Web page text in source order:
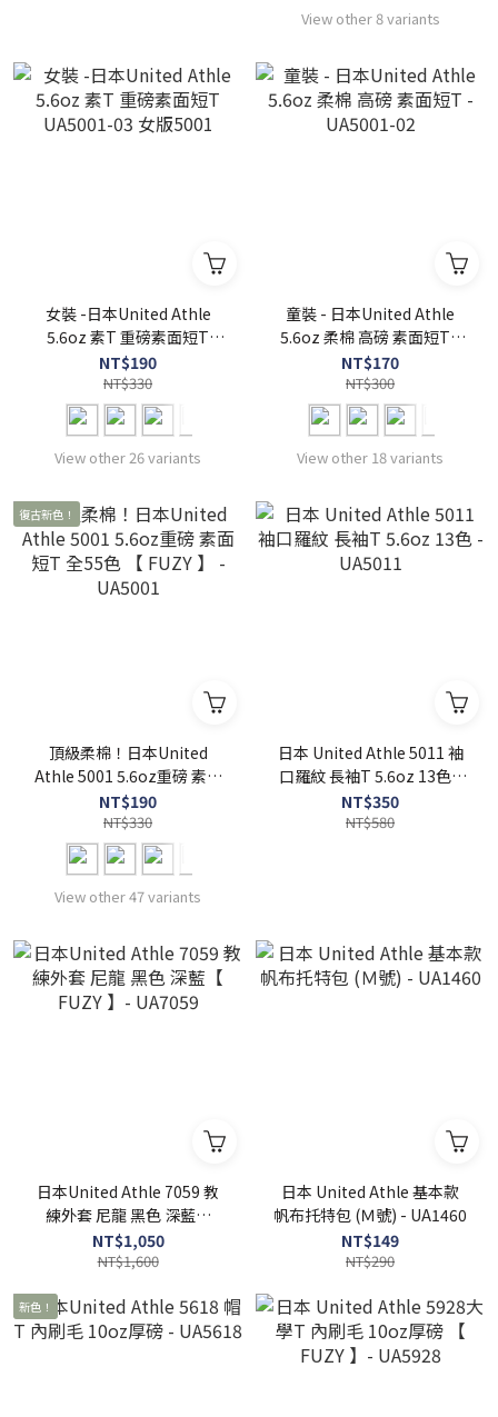
View other 8 variants
女裝 -日本United Athle
5.6oz 素T 重磅素面短T
UA5001-03 女版5001
NT$190
NT$330
View other 26 variants
童裝 - 日本United Athle
5.6oz 柔棉 高磅 素面短T -
UA5001-02
NT$170
NT$300
View other 18 variants
復古新色！
頂級柔棉！日本United
Athle 5001 5.6oz重磅 素面
短T 全55色 【 FUZY 】 -
UA5001
NT$190
NT$330
View other 47 variants
日本 United Athle 5011 袖
口羅紋 長袖T 5.6oz 13色 -
UA5011
NT$350
NT$580
日本United Athle 7059 教
練外套 尼龍 黑色 深藍【
FUZY 】- UA7059
NT$1,050
NT$1,600
日本 United Athle 基本款
帆布托特包 (Ｍ號) - UA1460
NT$149
NT$290
新色！